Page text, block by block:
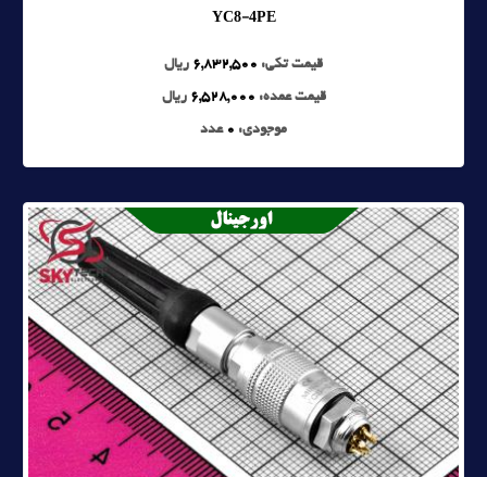
YC8-4PE
قیمت تکی: 6,832,500 ریال
قیمت عمده: 6,528,000 ریال
موجودی: 0 عدد